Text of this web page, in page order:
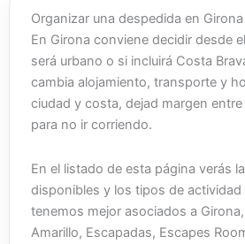
Organizar una despedida en Girona
En Girona conviene decidir desde
será urbano o si incluirá Costa
cambia alojamiento, transporte y
ciudad y costa, dejad margen
para no ir corriendo.
En el listado de esta página verás
disponibles y los tipos de actividad
tenemos mejor asociados a
Amarillo, Escapadas, Escapes